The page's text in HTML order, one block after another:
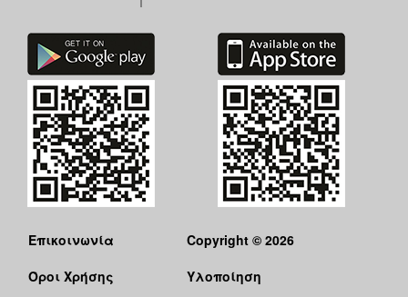
Επικοινωνία
Όροι Χρήσης
Copyright © 2026
Υλοποίηση